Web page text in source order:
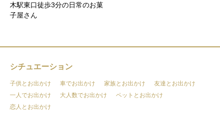
木駅東口徒歩3分の日常のお菓
子屋さん
シチュエーション
子供とお出かけ 車でお出かけ 家族とお出かけ
友達とお出かけ
一人でお出かけ
大人数でお出かけ
ペットとお出かけ
恋人とお出かけ